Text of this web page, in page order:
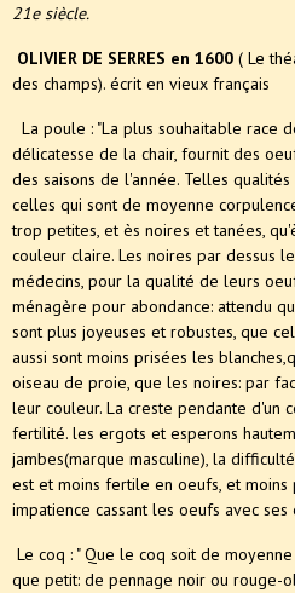
21e siècle.
OLIVIER DE SERRES en 1600 ( Le
des champs). écrit en vieux français
La poule : "La plus souhaitable race
délicatesse de la chair, fournit des
des saisons de l'année. Telles
celles qui sont de moyenne
trop petites, et ès noires et tanées,
couleur claire. Les noires par dessus
médecins, pour la qualité de leurs
ménagère pour abondance: attendu
sont plus joyeuses et robustes, que
aussi sont moins prisées les
oiseau de proie, que les noires: par
leur couleur. La creste pendante d'un
fertilité. les ergots et esperons
jambes(marque masculine), la
est et moins fertile en oeufs, et
impatience cassant les oeufs avec ses
Le coq : " Que le coq soit de
que petit: de pennage noir ou rouge-